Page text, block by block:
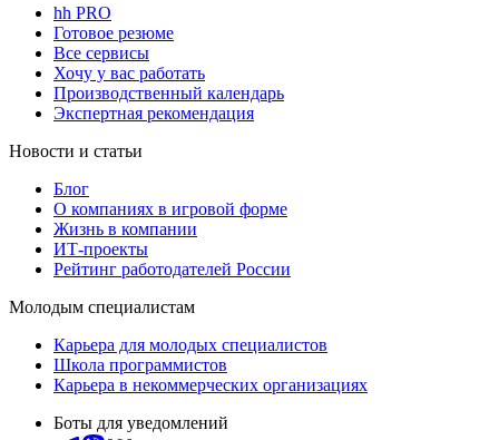
hh PRO
Готовое резюме
Все сервисы
Хочу у вас работать
Производственный календарь
Экспертная рекомендация
Новости и статьи
Блог
О компаниях в игровой форме
Жизнь в компании
ИТ-проекты
Рейтинг работодателей России
Молодым специалистам
Карьера для молодых специалистов
Школа программистов
Карьера в некоммерческих организациях
Боты для уведомлений